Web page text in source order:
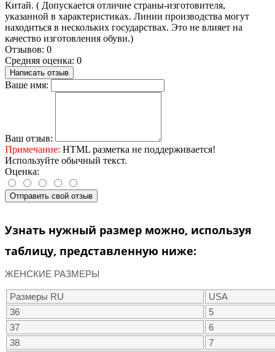
Китай. ( Допускается отличие страны-изготовителя,
указанной в характеристиках. Линии производства могут
находиться в нескольких государствах. Это не влияет на
качество изготовления обуви.)
Отзывов: 0
Средняя оценка: 0
Написать отзыв
Ваше имя:
Ваш отзыв:
Примечание: HTML разметка не поддерживается!
Используйте обычный текст.
Оценка:
Отправить свой отзыв
Узнать нужный размер можно, используя
таблицу, представленную ниже:
ЖЕНСКИЕ РАЗМЕРЫ
Размеры RU
USA
36
5
37
6
38
7